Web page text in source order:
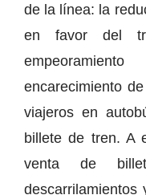
de la línea: la
en favor del
encarecimiento
viajeros en
billete de tren. A
venta de
descarrilamientos